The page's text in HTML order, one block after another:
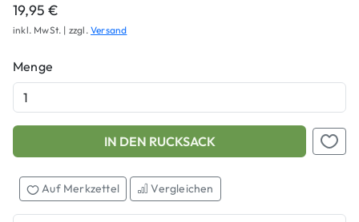
19,95€
inkl. MwSt. | zzgl. Versand
Menge
IN DEN RUCKSACK
Add this product to your shopping cart
Auf
Auf Merkzettel Vergleichen